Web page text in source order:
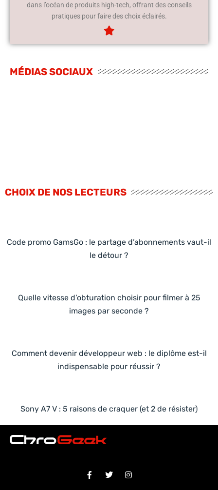
dans l’océan de produits high-tech, offrant des conseils
pratiques pour faire des choix éclairés.
MÉDIAS SOCIAUX
CHOIX DE NOS LECTEURS
Code promo GamsGo : le partage d’abonnements vaut-il
le détour ?
Quelle vitesse d’obturation choisir pour filmer à 25
images par seconde ?
Comment devenir développeur web : le diplôme est-il
indispensable pour réussir ?
Sony A7 V : 5 raisons de craquer (et 2 de résister)